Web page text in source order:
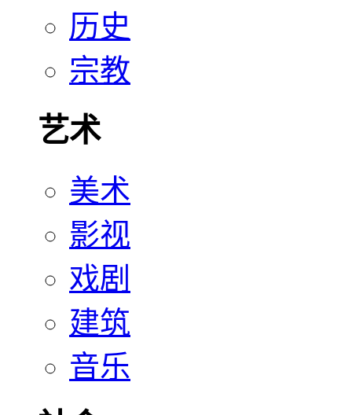
历史
宗教
艺术
美术
影视
戏剧
建筑
音乐